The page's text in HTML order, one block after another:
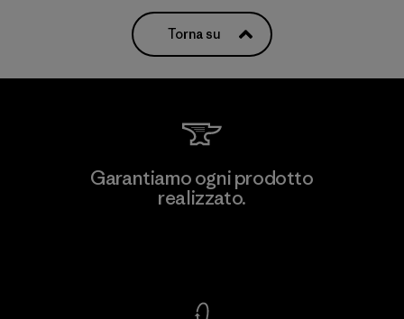
Torna su
Garantiamo ogni prodotto
realizzato.